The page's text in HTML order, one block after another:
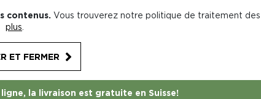
contenus. Vous trouverez notre politique de traitement des
plus
ET FERMER
la livraison est gratuite en Suisse!